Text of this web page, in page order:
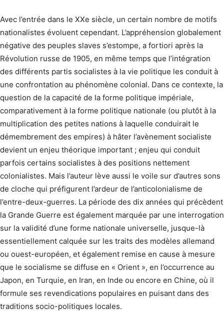
Avec l’entrée dans le XXe siècle, un certain nombre de motifs
nationalistes évoluent cependant. L’appréhension globalement
négative des peuples slaves s’estompe, a fortiori après la
Révolution russe de 1905, en même temps que l’intégration
des différents partis socialistes à la vie politique les conduit à
une confrontation au phénomène colonial. Dans ce contexte, la
question de la capacité de la forme politique impériale,
comparativement à la forme politique nationale (ou plutôt à la
multiplication des petites nations à laquelle conduirait le
démembrement des empires) à hâter l’avènement socialiste
devient un enjeu théorique important ; enjeu qui conduit
parfois certains socialistes à des positions nettement
colonialistes. Mais l’auteur lève aussi le voile sur d’autres sons
de cloche qui préfigurent l’ardeur de l’anticolonialisme de
l’entre-deux-guerres. La période des dix années qui précèdent
la Grande Guerre est également marquée par une interrogation
sur la validité d’une forme nationale universelle, jusque-là
essentiellement calquée sur les traits des modèles allemand
ou ouest-européen, et également remise en cause à mesure
que le socialisme se diffuse en « Orient », en l’occurrence au
Japon, en Turquie, en Iran, en Inde ou encore en Chine, où il
formule ses revendications populaires en puisant dans des
traditions socio-politiques locales.